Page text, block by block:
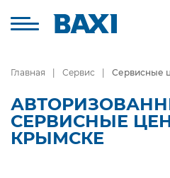
Главная Сервис Сервисные
СЕРВИСНЫЕ
КРЫМСКЕ